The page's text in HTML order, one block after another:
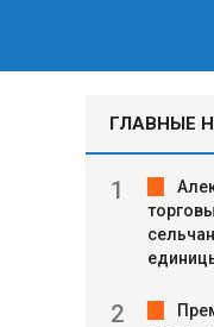
ГЛАВНЫЕ